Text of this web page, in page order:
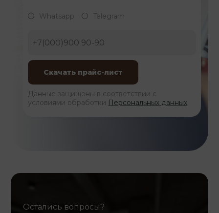
Whatsapp Telegram
Данные защищены в соответствии с
условиями обработки Персональных данных
Остались вопросы?